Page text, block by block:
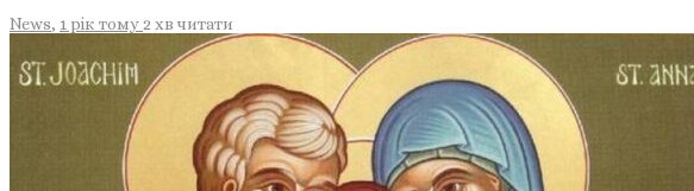
News, 1 рік тому 2 хв читати